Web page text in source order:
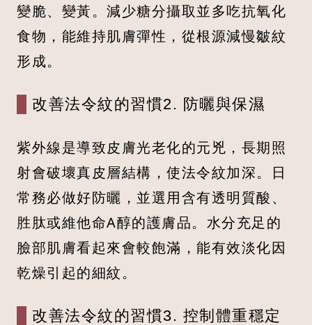
變脆、變黃。減少糖分攝取並多吃抗氧化
食物，能維持肌膚彈性，從根源減慢皺紋
形成。
改善法令紋的習慣2. 防曬與保濕
紫外線是導致皮膚光老化的元兇，長期照
射會破壞真皮層結構，使法令紋加深。日
常務必做好防曬，並選用含有透明質酸、
胜肽或維他命A醇的護膚品。水分充足的
臉部肌膚看起來會較飽滿，能有效淡化因
乾燥引起的細紋。
改善法令紋的習慣3. 控制體重穩定